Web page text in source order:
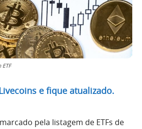
e fique atualizado.
pela listagem de ETFs de